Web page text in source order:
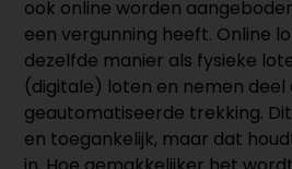
ook online worden
een vergunning heeft. Online
dezelfde manier als fysieke
(digitale) loten en nemen deel
geautomatiseerde trekking.
en toegankelijk, maar dat